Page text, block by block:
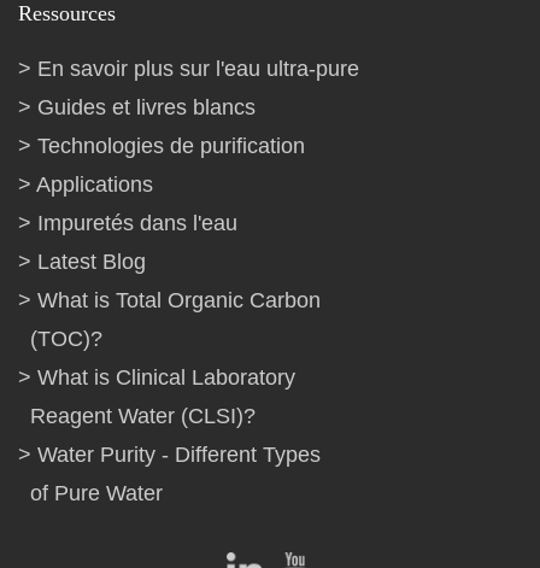
Ressources
En savoir plus sur l'eau ultra-pure
Guides et livres blancs
Technologies de purification
Applications
Impuretés dans l'eau
Latest Blog
What is Total Organic Carbon
(TOC)?
What is Clinical Laboratory
Reagent Water (CLSI)?
Water Purity - Different Types
of Pure Water